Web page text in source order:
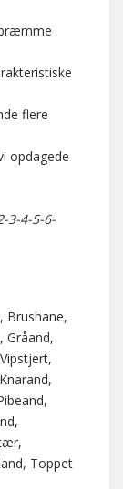
flere
opdagede
3-4-5-6-
Brushane,
Gråand,
Toppet